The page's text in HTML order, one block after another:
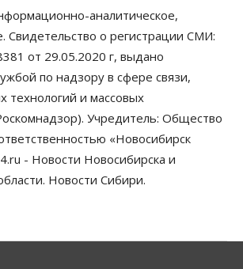
в Новосибирской области
на прикол»
пешеходные тротуары:
контролируют работы на
о погоде в Новосибирске
аналитическое,
Свидетельство о регистрации СМИ:
от 29.05.2020 г, выдано
по надзору в сфере связи,
технологий и массовых
Учредитель: Общество
«Новосибирск
- Новости Новосибирска и
Новости Сибири.